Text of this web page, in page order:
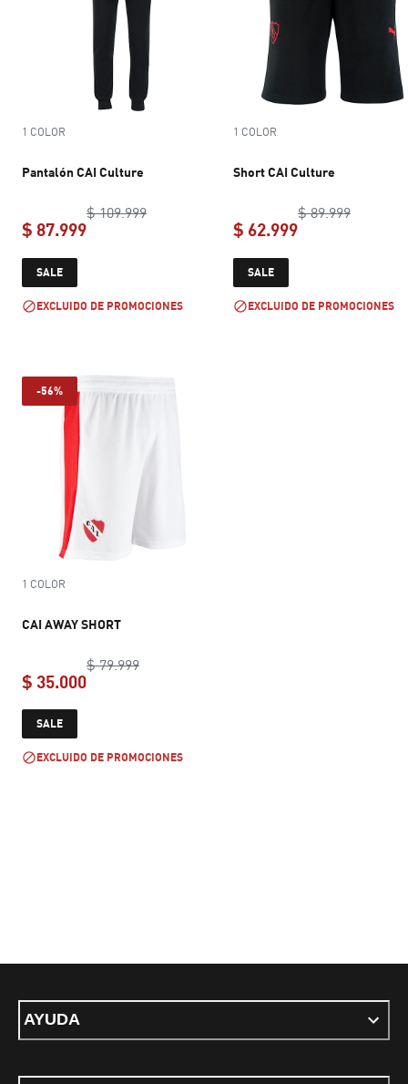
1 COLOR
Pantalón CAI Culture
$ 109.999original price $ 109.999
$ 87.999
SALE
EXCLUIDO DE PROMOCIONES
1 COLOR
Short CAI Culture
$ 89.999original
$ 62.999
SALE
EXCLUIDO DE PROMOCIONES
-56%
1 COLOR
CAI AWAY SHORT
$ 79.999original price $ 79.999
$ 35.000
SALE
EXCLUIDO DE PROMOCIONES
AYUDA